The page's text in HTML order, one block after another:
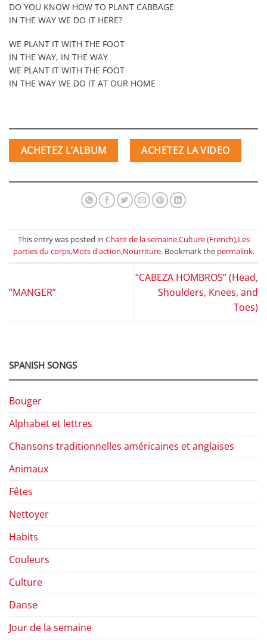
DO YOU KNOW HOW TO PLANT CABBAGE
IN THE WAY WE DO IT HERE?
WE PLANT IT WITH THE FOOT
IN THE WAY, IN THE WAY
WE PLANT IT WITH THE FOOT
IN THE WAY WE DO IT AT OUR HOME
ACHETEZ L’ALBUM ACHETEZ LA VIDEO
This entry was posted in Chant de la semaine,Culture (French),Les
parties du corps,Mots d'action,Nourriture. Bookmark the permalink.
“MANGER”
“CABEZA HOMBROS” (Head,
Shoulders, Knees, and
Toes)
SPANISH SONGS
Bouger
Alphabet et lettres
Chansons traditionnelles américaines et anglaises
Animaux
Fêtes
Nettoyer
Habits
Couleurs
Culture
Danse
Jour de la semaine